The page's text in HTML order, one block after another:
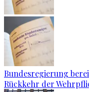
Bundesregierung
Rückkehr der